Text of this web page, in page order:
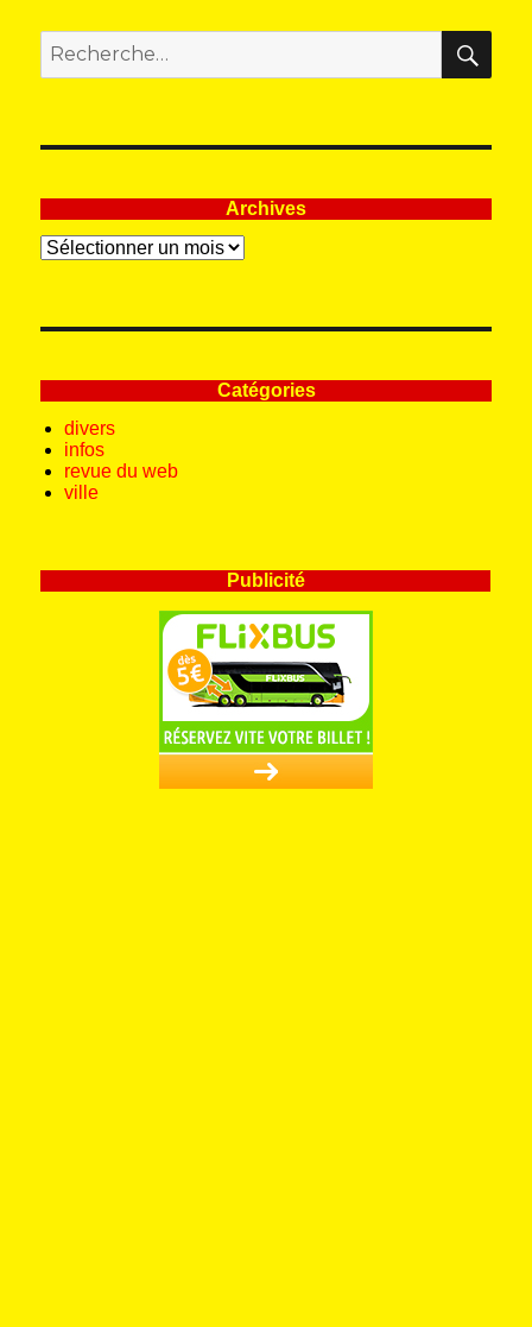
pour
:
Archives
Archives
Catégories
divers
infos
revue du web
ville